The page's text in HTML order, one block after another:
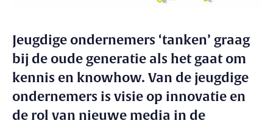
Jeugdige ondernemers ‘tanken’ graag
bij de oude generatie als het gaat om
kennis en knowhow. Van de jeugdige
ondernemers is visie op innovatie en
de rol van nieuwe media in de